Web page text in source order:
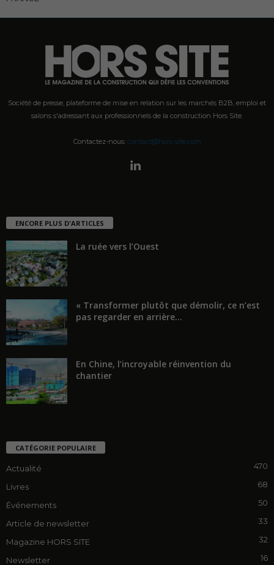
Société de presse, plateforme de mise en relation sur les marchés B2B, emploi et
salons s'adressant aux professionnels de la construction Hors Site.
Contactez-nous: contact@hors-site.com
ENCORE PLUS D'ARTICLES
La ruée vers l’Ouest
« Transformer plutôt que démolir, ce n’est
pas regarder en arrière...
En Chine, l’incroyable réinvention du
chantier
CATÉGORIE POPULAIRE
Actualité 470
Livres 68
Événements 50
Article de newsletter 33
Magazine HORS SITE 32
Newsletter 16